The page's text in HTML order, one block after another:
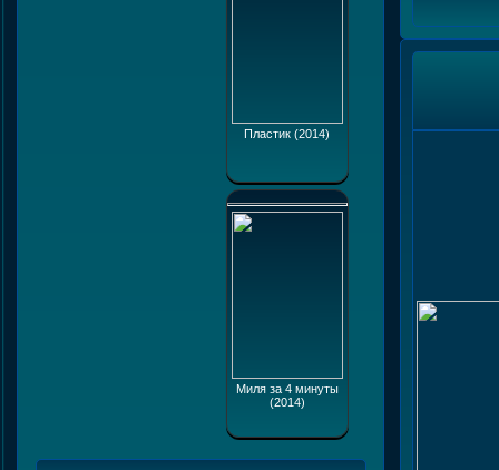
Пластик (2014)
Миля за 4 минуты
(2014)